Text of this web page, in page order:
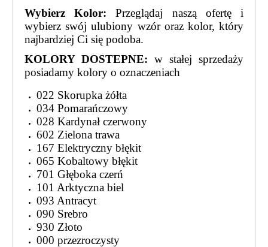
Wybierz Kolor: Przeglądaj naszą ofertę i
wybierz swój ulubiony wzór oraz kolor, który
najbardziej Ci się podoba.
KOLORY DOSTEPNE: w stałej sprzedaży
posiadamy kolory o oznaczeniach
022 Skorupka żółta
034 Pomarańczowy
028 Kardynał czerwony
602 Zielona trawa
167 Elektryczny błękit
065 Kobaltowy błękit
701 Głęboka czerń
101 Arktyczna biel
093 Antracyt
090 Srebro
930 Złoto
000 przezroczysty